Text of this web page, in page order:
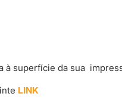
à superfície da sua
LINK